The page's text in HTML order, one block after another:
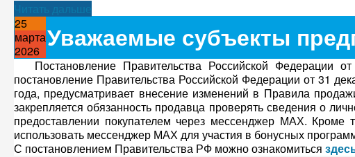
Читать дальше
25
марта
2026 Уважаемые субъекты
Постановление Правительства Российской
постановление Правительства Российской Федерации от 31
года, предусматривает внесение изменений в Правила
закрепляется обязанность продавца проверять сведения о
предоставлении покупателем через мессенджер МАХ. Кроме
использовать мессенджер МАХ для участия в бонусных
С постановлением Правительства РФ можно ознакомиться